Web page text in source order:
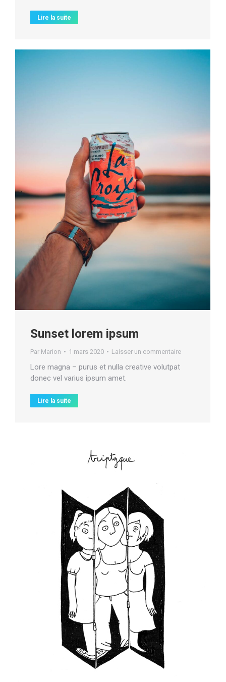
Lire la suite
Sunset lorem ipsum
Par Marion 1 mars 2020 Laisser un commentaire
Lore magna – purus et nulla creative volutpat
donec vel varius ipsum amet.
Lire la suite